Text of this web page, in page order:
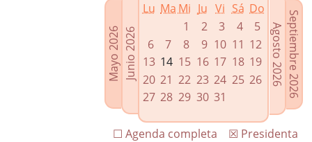
Enlaces relacionados
Agenda de Presidencia
Plenos provinciales y Juntas de gobierno
Oficina de Proyectos Europeos
Mayo 2026Junio 2026
Lu Ma Mi Ju Vi Sá Do
1
2 3 4
5
6
7 8 9 10 11 12
13 14 15 16 17 18 19
20 21 22 23 24 25 26
27 28 29 30 31 Septiembre 2026
Agosto 2026
☒ Presidenta
☐ Agenda completa